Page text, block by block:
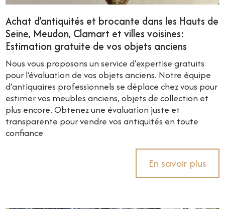
Achat d’antiquités et brocante dans les Hauts de
Seine, Meudon, Clamart et villes voisines:
Estimation gratuite de vos objets anciens
Nous vous proposons un service d'expertise gratuits
pour l’évaluation de vos objets anciens. Notre équipe
d'antiquaires professionnels se déplace chez vous pour
estimer vos meubles anciens, objets de collection et
plus encore. Obtenez une évaluation juste et
transparente pour vendre vos antiquités en toute
confiance
En savoir plus